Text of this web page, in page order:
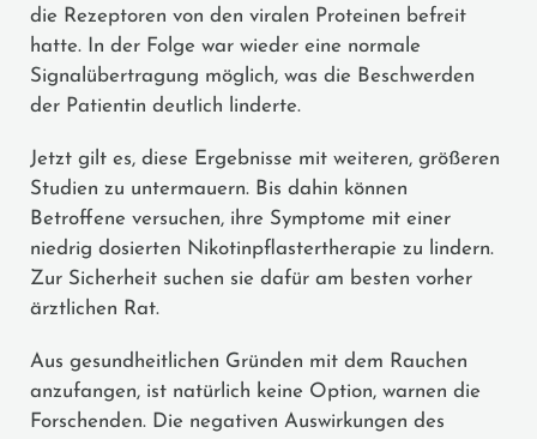
die Rezeptoren von den viralen Proteinen befreit
hatte. In der Folge war wieder eine normale
Signalübertragung möglich, was die Beschwerden
der Patientin deutlich linderte.
Jetzt gilt es, diese Ergebnisse mit weiteren, größeren
Studien zu untermauern. Bis dahin können
Betroffene versuchen, ihre Symptome mit einer
niedrig dosierten Nikotinpflastertherapie zu lindern.
Zur Sicherheit suchen sie dafür am besten vorher
ärztlichen Rat.
Aus gesundheitlichen Gründen mit dem Rauchen
anzufangen, ist natürlich keine Option, warnen die
Forschenden. Die negativen Auswirkungen des